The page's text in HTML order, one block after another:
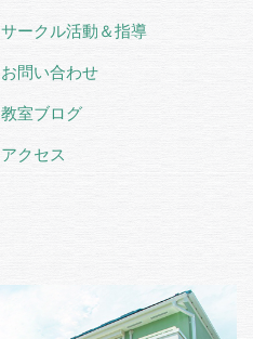
サークル活動＆指導
お問い合わせ
教室ブログ
アクセス